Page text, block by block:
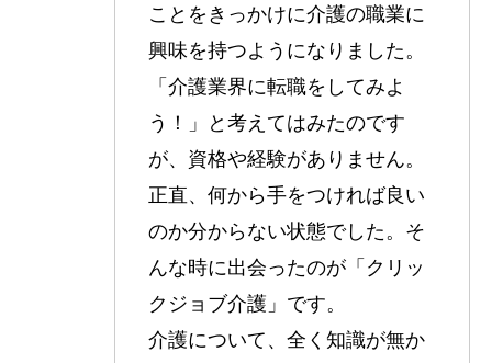
ことをきっかけに介護の職業に
興味を持つようになりました。
「介護業界に転職をしてみよ
う！」と考えてはみたのです
が、資格や経験がありません。
正直、何から手をつければ良い
のか分からない状態でした。そ
んな時に出会ったのが「クリッ
クジョブ介護」です。
介護について、全く知識が無か